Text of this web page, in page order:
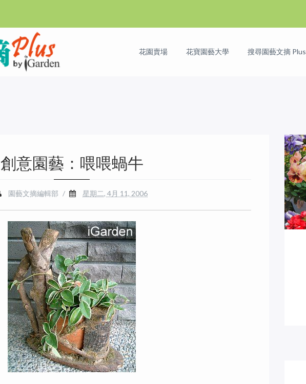
花園賣場 花寶園藝大學 搜尋園藝文摘 Plus
創意園藝：喂喂蝸牛
園藝文摘編輯部 / 星期二, 4月 11, 2006